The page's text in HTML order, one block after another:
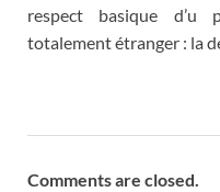
respect basique
totalement étranger : la
Comments are closed.